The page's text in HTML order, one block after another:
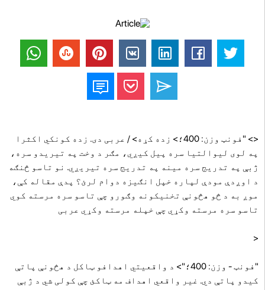
<> "فونټ وزن: 400؛> زده کړه> / عربی دی. زده کونکي اکثرا
په لوی لیوالتیا سره پیل کیږي، مګر د وخت په تیریدو سره،
ژبې په تدریج سره مینه په تدریج سره تیریږي. نو تاسو څنګه
د اوږدې مودې لپاره خپل انګیزه دوام لرئ؟ پدې مقاله کې،
موږ به د څو هڅونې تخنیکونه وګورو چې تاسو سره مرسته کوي
تاسو سره مرسته وکړي چې خپله مرسته وکړي عربی
<
"فونټ - وزن: 400؛"> د واقعیتي اهدافو ټاکل د هڅونې پاتې
کیدو پاتې دي. غیر واقعي اهداف مه ټاکئ چې کولی شي د ژبې